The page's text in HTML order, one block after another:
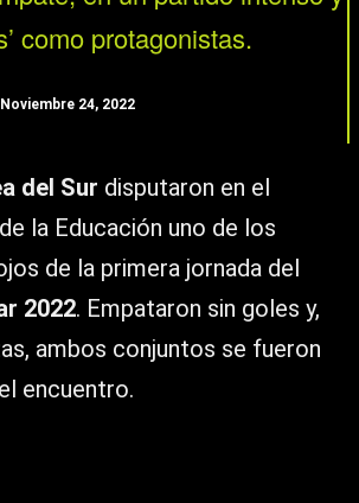
como protagonistas.
Noviembre 24, 2022
del Sur disputaron en el
la Educación uno de los
de la primera jornada del
2022. Empataron sin goles y,
ambos conjuntos se fueron
encuentro.